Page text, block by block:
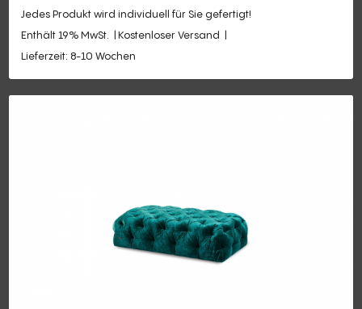
Jedes Produkt wird individuell für Sie gefertigt!
Enthält 19% MwSt.
Kostenloser Versand
Lieferzeit: 8-10 Wochen